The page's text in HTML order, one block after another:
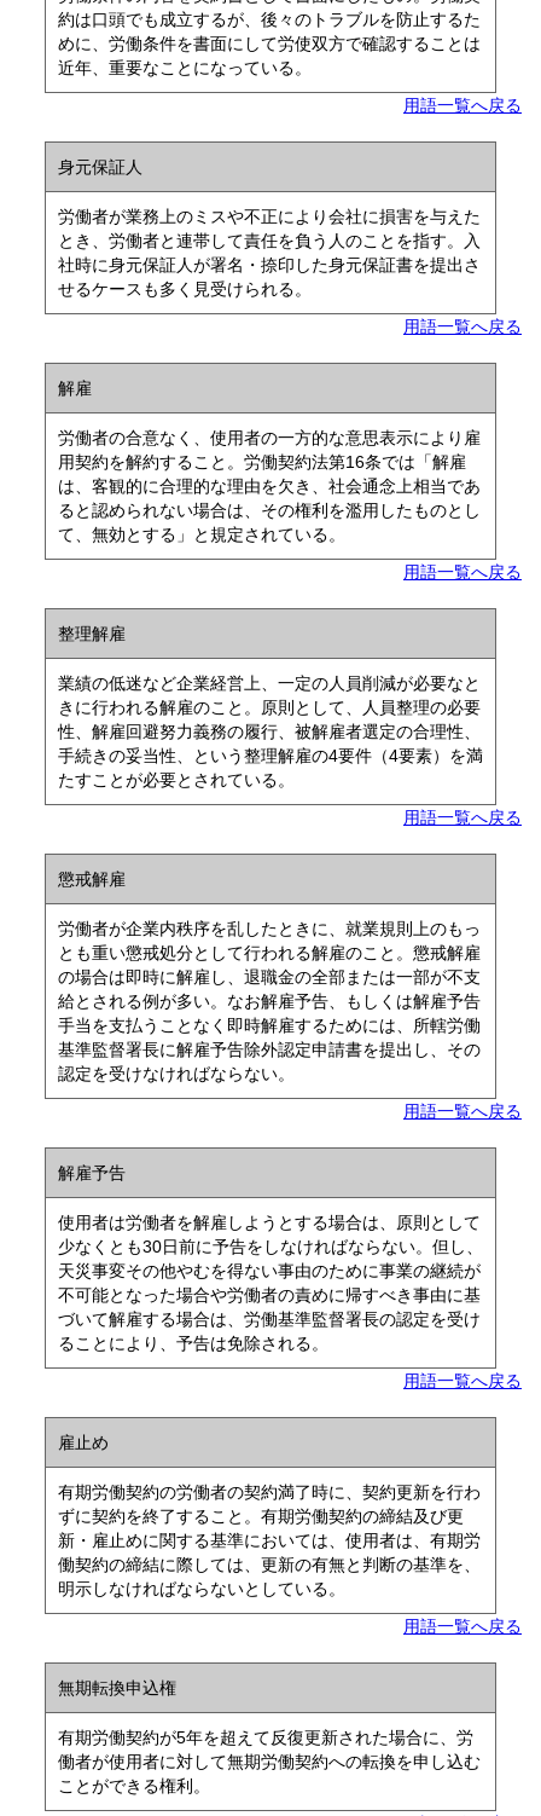
約は口頭でも成立するが、後々のトラブルを防止するた
めに、労働条件を書面にして労使双方で確認することは
近年、重要なことになっている。
用語一覧へ戻る
身元保証人
労働者が業務上のミスや不正により会社に損害を与えた
とき、労働者と連帯して責任を負う人のことを指す。入
社時に身元保証人が署名・捺印した身元保証書を提出さ
せるケースも多く見受けられる。
用語一覧へ戻る
解雇
労働者の合意なく、使用者の一方的な意思表示により雇
用契約を解約すること。労働契約法第16条では「解雇
は、客観的に合理的な理由を欠き、社会通念上相当であ
ると認められない場合は、その権利を濫用したものとし
て、無効とする」と規定されている。
用語一覧へ戻る
整理解雇
業績の低迷など企業経営上、一定の人員削減が必要なと
きに行われる解雇のこと。原則として、人員整理の必要
性、解雇回避努力義務の履行、被解雇者選定の合理性、
手続きの妥当性、という整理解雇の4要件（4要素）を満
たすことが必要とされている。
用語一覧へ戻る
懲戒解雇
労働者が企業内秩序を乱したときに、就業規則上のもっ
とも重い懲戒処分として行われる解雇のこと。懲戒解雇
の場合は即時に解雇し、退職金の全部または一部が不支
給とされる例が多い。なお解雇予告、もしくは解雇予告
手当を支払うことなく即時解雇するためには、所轄労働
基準監督署長に解雇予告除外認定申請書を提出し、その
認定を受けなければならない。
用語一覧へ戻る
解雇予告
使用者は労働者を解雇しようとする場合は、原則として
少なくとも30日前に予告をしなければならない。但し、
天災事変その他やむを得ない事由のために事業の継続が
不可能となった場合や労働者の責めに帰すべき事由に基
づいて解雇する場合は、労働基準監督署長の認定を受け
ることにより、予告は免除される。
用語一覧へ戻る
雇止め
有期労働契約の労働者の契約満了時に、契約更新を行わ
ずに契約を終了すること。有期労働契約の締結及び更
新・雇止めに関する基準においては、使用者は、有期労
働契約の締結に際しては、更新の有無と判断の基準を、
明示しなければならないとしている。
用語一覧へ戻る
無期転換申込権
有期労働契約が5年を超えて反復更新された場合に、労
働者が使用者に対して無期労働契約への転換を申し込む
ことができる権利。